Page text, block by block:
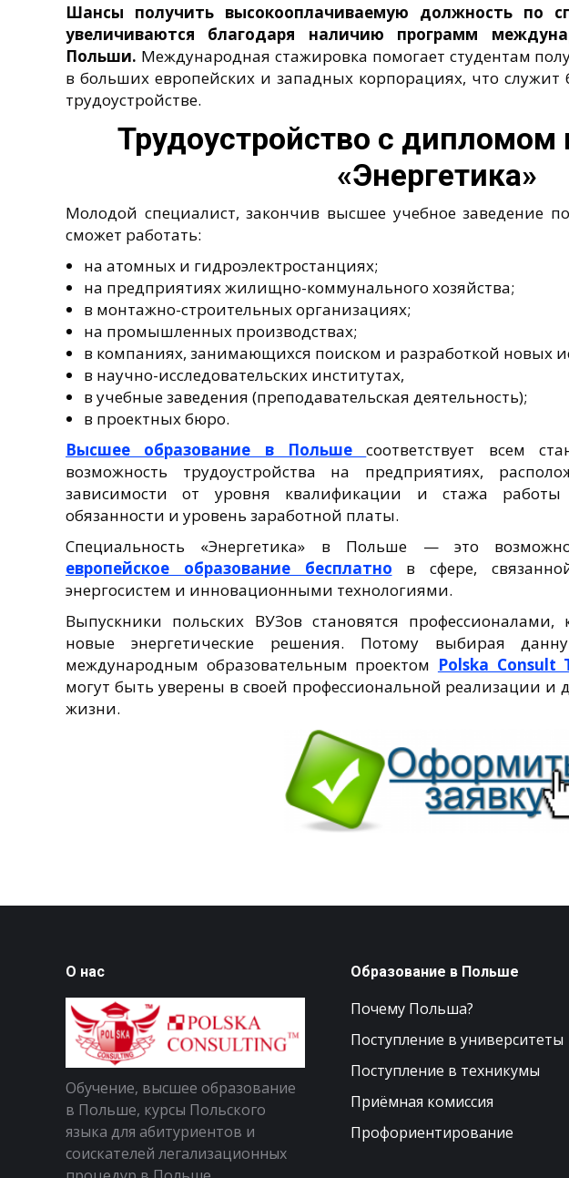
Шансы получить высокооплачиваемую должность по
увеличиваются благодаря наличию программ
Польши. Международная стажировка помогает студентам
в больших европейских и западных корпорациях, что
трудоустройстве.
Трудоустройство с дипломом
«Энергетика»
Молодой специалист, закончив высшее учебное заведение
сможет работать:
на атомных и гидроэлектростанциях;
на предприятиях жилищно-коммунального хозяйства;
в монтажно-строительных организациях;
на промышленных производствах;
в компаниях, занимающихся поиском и разработкой новых
в научно-исследовательских институтах,
в учебные заведения (преподавательская деятельность);
в проектных бюро.
Высшее образование в Польше
соответствует всем
возможность трудоустройства на предприятиях,
зависимости от уровня квалификации и стажа работы
обязанности и уровень заработной платы.
Специальность «Энергетика» в Польше — это
европейское образование бесплатно в сфере,
энергосистем и инновационными технологиями.
Выпускники польских ВУЗов становятся профессионалами,
новые энергетические решения. Потому выбирая
международным образовательным проектом Polska Consult
могут быть уверены в своей профессиональной реализации и
жизни.
О нас
Обучение, высшее образование
в Польше, курсы Польского
языка для абитуриентов и
соискателей легализационных
Образование в Польше
Почему Польша?
Поступление в университеты
Поступление в техникумы
Приёмная комиссия
Профориентирование